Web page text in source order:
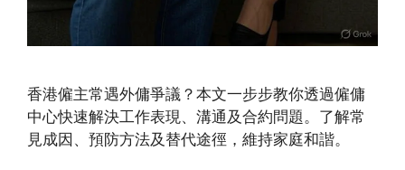
香港僱主常遇外傭爭議？本文一步步教你透過僱傭
中心快速解決工作表現、溝通及合約問題。了解常
見成因、預防方法及替代途徑，維持家庭和諧。